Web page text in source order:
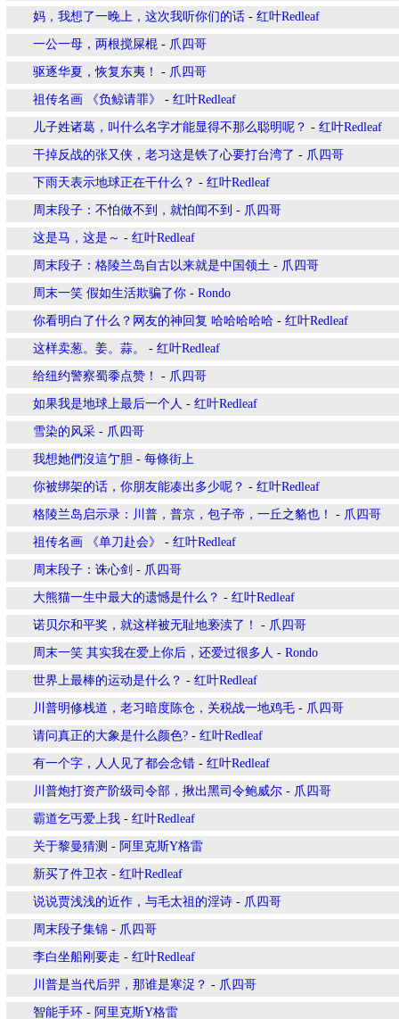
妈，我想了一晚上，这次我听你们的话 - 红叶Redleaf
一公一母，两根搅屎棍 - 爪四哥
驱逐华夏，恢复东夷！ - 爪四哥
祖传名画 《负鲸请罪》 - 红叶Redleaf
儿子姓诸葛，叫什么名字才能显得不那么聪明呢？ - 红叶Redleaf
干掉反战的张又侠，老习这是铁了心要打台湾了 - 爪四哥
下雨天表示地球正在干什么？ - 红叶Redleaf
周末段子：不怕做不到，就怕闻不到 - 爪四哥
这是马，这是～ - 红叶Redleaf
周末段子：格陵兰岛自古以来就是中国领土 - 爪四哥
周末一笑 假如生活欺骗了你 - Rondo
你看明白了什么？网友的神回复 哈哈哈哈哈 - 红叶Redleaf
这样卖葱。姜。蒜。 - 红叶Redleaf
给纽约警察蜀黍点赞！ - 爪四哥
如果我是地球上最后一个人 - 红叶Redleaf
雪染的风采 - 爪四哥
我想她們沒這亇胆 - 每條街上
你被绑架的话，你朋友能凑出多少呢？ - 红叶Redleaf
格陵兰岛启示录：川普，普京，包子帝，一丘之貉也！ - 爪四哥
祖传名画 《单刀赴会》 - 红叶Redleaf
周末段子：诛心剑 - 爪四哥
大熊猫一生中最大的遗憾是什么？ - 红叶Redleaf
诺贝尔和平奖，就这样被无耻地亵渎了！ - 爪四哥
周末一笑 其实我在爱上你后，还爱过很多人 - Rondo
世界上最棒的运动是什么？ - 红叶Redleaf
川普明修栈道，老习暗度陈仓，关税战一地鸡毛 - 爪四哥
请问真正的大象是什么颜色? - 红叶Redleaf
有一个字，人人见了都会念错 - 红叶Redleaf
川普炮打资产阶级司令部，揪出黑司令鲍威尔 - 爪四哥
霸道乞丐爱上我 - 红叶Redleaf
关于黎曼猜测 - 阿里克斯Y格雷
新买了件卫衣 - 红叶Redleaf
说说贾浅浅的近作，与毛太祖的淫诗 - 爪四哥
周末段子集锦 - 爪四哥
李白坐船刚要走 - 红叶Redleaf
川普是当代后羿，那谁是寒浞？ - 爪四哥
智能手环 - 阿里克斯Y格雷